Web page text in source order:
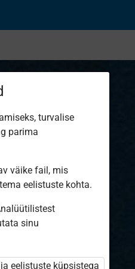
turvalise
parima
väike fail, mis
eelistuste kohta.
sinu
eelistuste küpsistega